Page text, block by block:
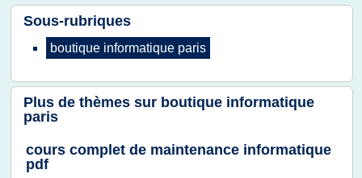
Sous-rubriques
boutique informatique paris
Plus de thèmes sur boutique informatique
paris
cours complet de maintenance informatique
pdf